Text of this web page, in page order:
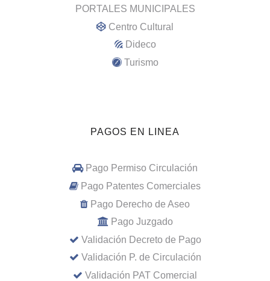
PORTALES MUNICIPALES
Centro Cultural
Dideco
Turismo
PAGOS EN LINEA
Pago Permiso Circulación
Pago Patentes Comerciales
Pago Derecho de Aseo
Pago Juzgado
Validación Decreto de Pago
Validación P. de Circulación
Validación PAT Comercial